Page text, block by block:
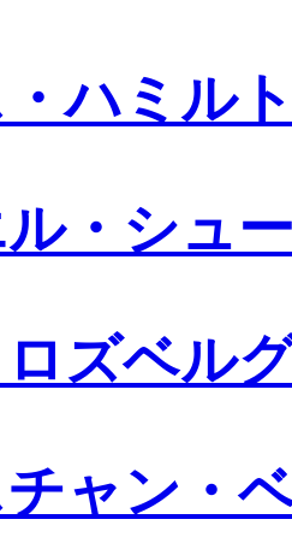
ハミル
・シュ
ズベル
ャン・